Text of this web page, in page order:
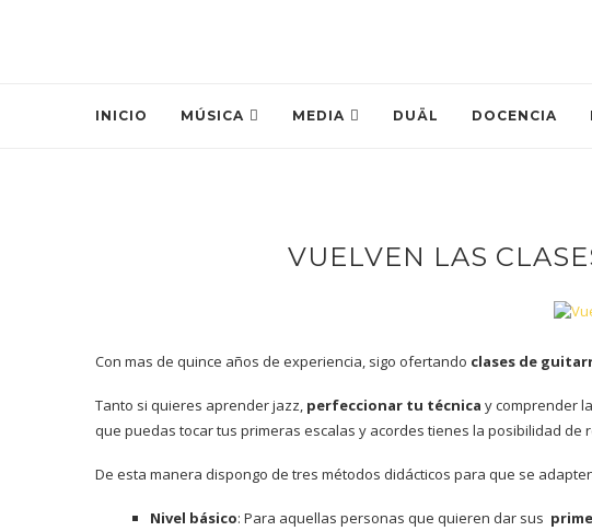
INICIO MÚSICA MEDIA DUÄL DOCENCIA
VUELVEN LAS
Con mas de quince años de experiencia, sigo ofertando clases de
Tanto si quieres aprender jazz, perfeccionar tu técnica y comprender
que puedas tocar tus primeras escalas y acordes tienes la posibilidad de
De esta manera dispongo de tres métodos didácticos para que se
Nivel básico: Para aquellas personas que quieren dar sus